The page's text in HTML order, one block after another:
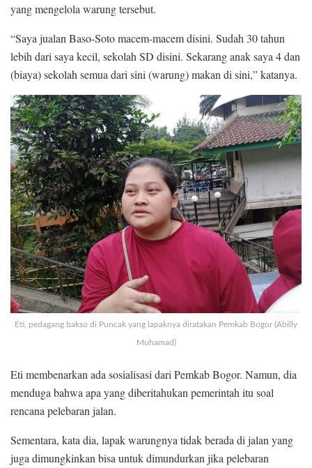
yang mengelola warung tersebut.
“Saya jualan Baso-Soto macem-macem disini. Sudah 30 tahun
lebih dari saya kecil, sekolah SD disini. Sekarang anak saya 4 dan
(biaya) sekolah semua dari sini (warung) makan di sini,” katanya.
Eti, pedagang bakso di Puncak yang lapaknya diratakan Pemkab Bogor (Abilly
Muhamad)
Eti membenarkan ada sosialisasi dari Pemkab Bogor. Namun, dia
menduga bahwa apa yang diberitahukan pemerintah itu soal
rencana pelebaran jalan.
Sementara, kata dia, lapak warungnya tidak berada di jalan yang
juga dimungkinkan bisa untuk dimundurkan jika pelebaran